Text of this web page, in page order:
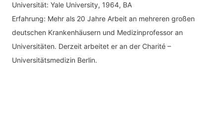
Universität: Yale University, 1964, BA
Erfahrung: Mehr als 20 Jahre Arbeit an mehreren großen
deutschen Krankenhäusern und Medizinprofessor an
Universitäten. Derzeit arbeitet er an der Charité –
Universitätsmedizin Berlin.